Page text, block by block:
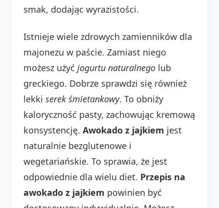
smak, dodając wyrazistości.
Istnieje wiele zdrowych zamienników dla
majonezu w paście. Zamiast niego
możesz użyć jogurtu naturalnego lub
greckiego. Dobrze sprawdzi się również
lekki serek śmietankowy. To obniży
kaloryczność pasty, zachowując kremową
konsystencję. Awokado z jajkiem jest
naturalnie bezglutenowe i
wegetariańskie. To sprawia, że jest
odpowiednie dla wielu diet. Przepis na
awokado z jajkiem powinien być